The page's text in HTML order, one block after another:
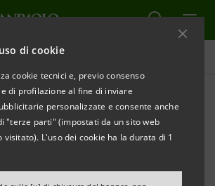
di cookie
cookie tecnici e, previo consenso
di profilazione al fine di inviare
personalizzate e consente anche
"terze parti" (impostati da un sito web
visitato). L'uso dei cookie ha la durata di 1
STAMPA
ALLE GALLERIE D’ITALIA DI